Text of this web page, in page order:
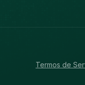
Termos de